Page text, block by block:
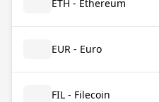
ETH - Ethereum
EUR - Euro
FIL - Filecoin